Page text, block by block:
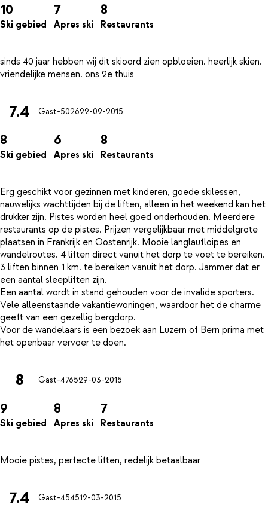
10
Ski gebied
7
Apres ski
8
Restaurants
sinds 40 jaar hebben wij dit skioord zien opbloeien. heerlijk skien.
7.4 Gast-502622-09-2015
8
Ski gebied
6
Apres ski
8
Restaurants
Erg geschikt voor gezinnen met kinderen, goede skilessen,
nauwelijks wachttijden bij de liften, alleen in het weekend kan het
drukker zijn. Pistes worden heel goed onderhouden. Meerdere
restaurants op de pistes. Prijzen vergelijkbaar met middelgrote
plaatsen in Frankrijk en Oostenrijk. Mooie langlaufloipes en
wandelroutes. 4 liften direct vanuit het dorp te voet te bereiken.
3 liften binnen 1 km. te bereiken vanuit het dorp. Jammer dat er
een aantal sleepliften zijn.
Een aantal wordt in stand gehouden voor de invalide sporters.
Vele alleenstaande vakantiewoningen, waardoor het de charme
geeft van een gezellig bergdorp.
Voor de wandelaars is een bezoek aan Luzern of Bern prima met
8 Gast-476529-03-2015
9
Ski gebied
8
Apres ski
7
Restaurants
7.4 Gast-454512-03-2015